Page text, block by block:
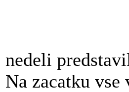
nedeli
Na zacatku vse